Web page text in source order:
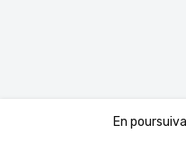
© 2026 - BoutiqueEn